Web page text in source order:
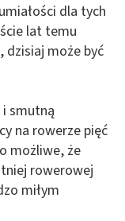
dla tych
lat temu
dzisiaj może być
smutną
na rowerze pięć
możliwe, że
rowerowej
miłym